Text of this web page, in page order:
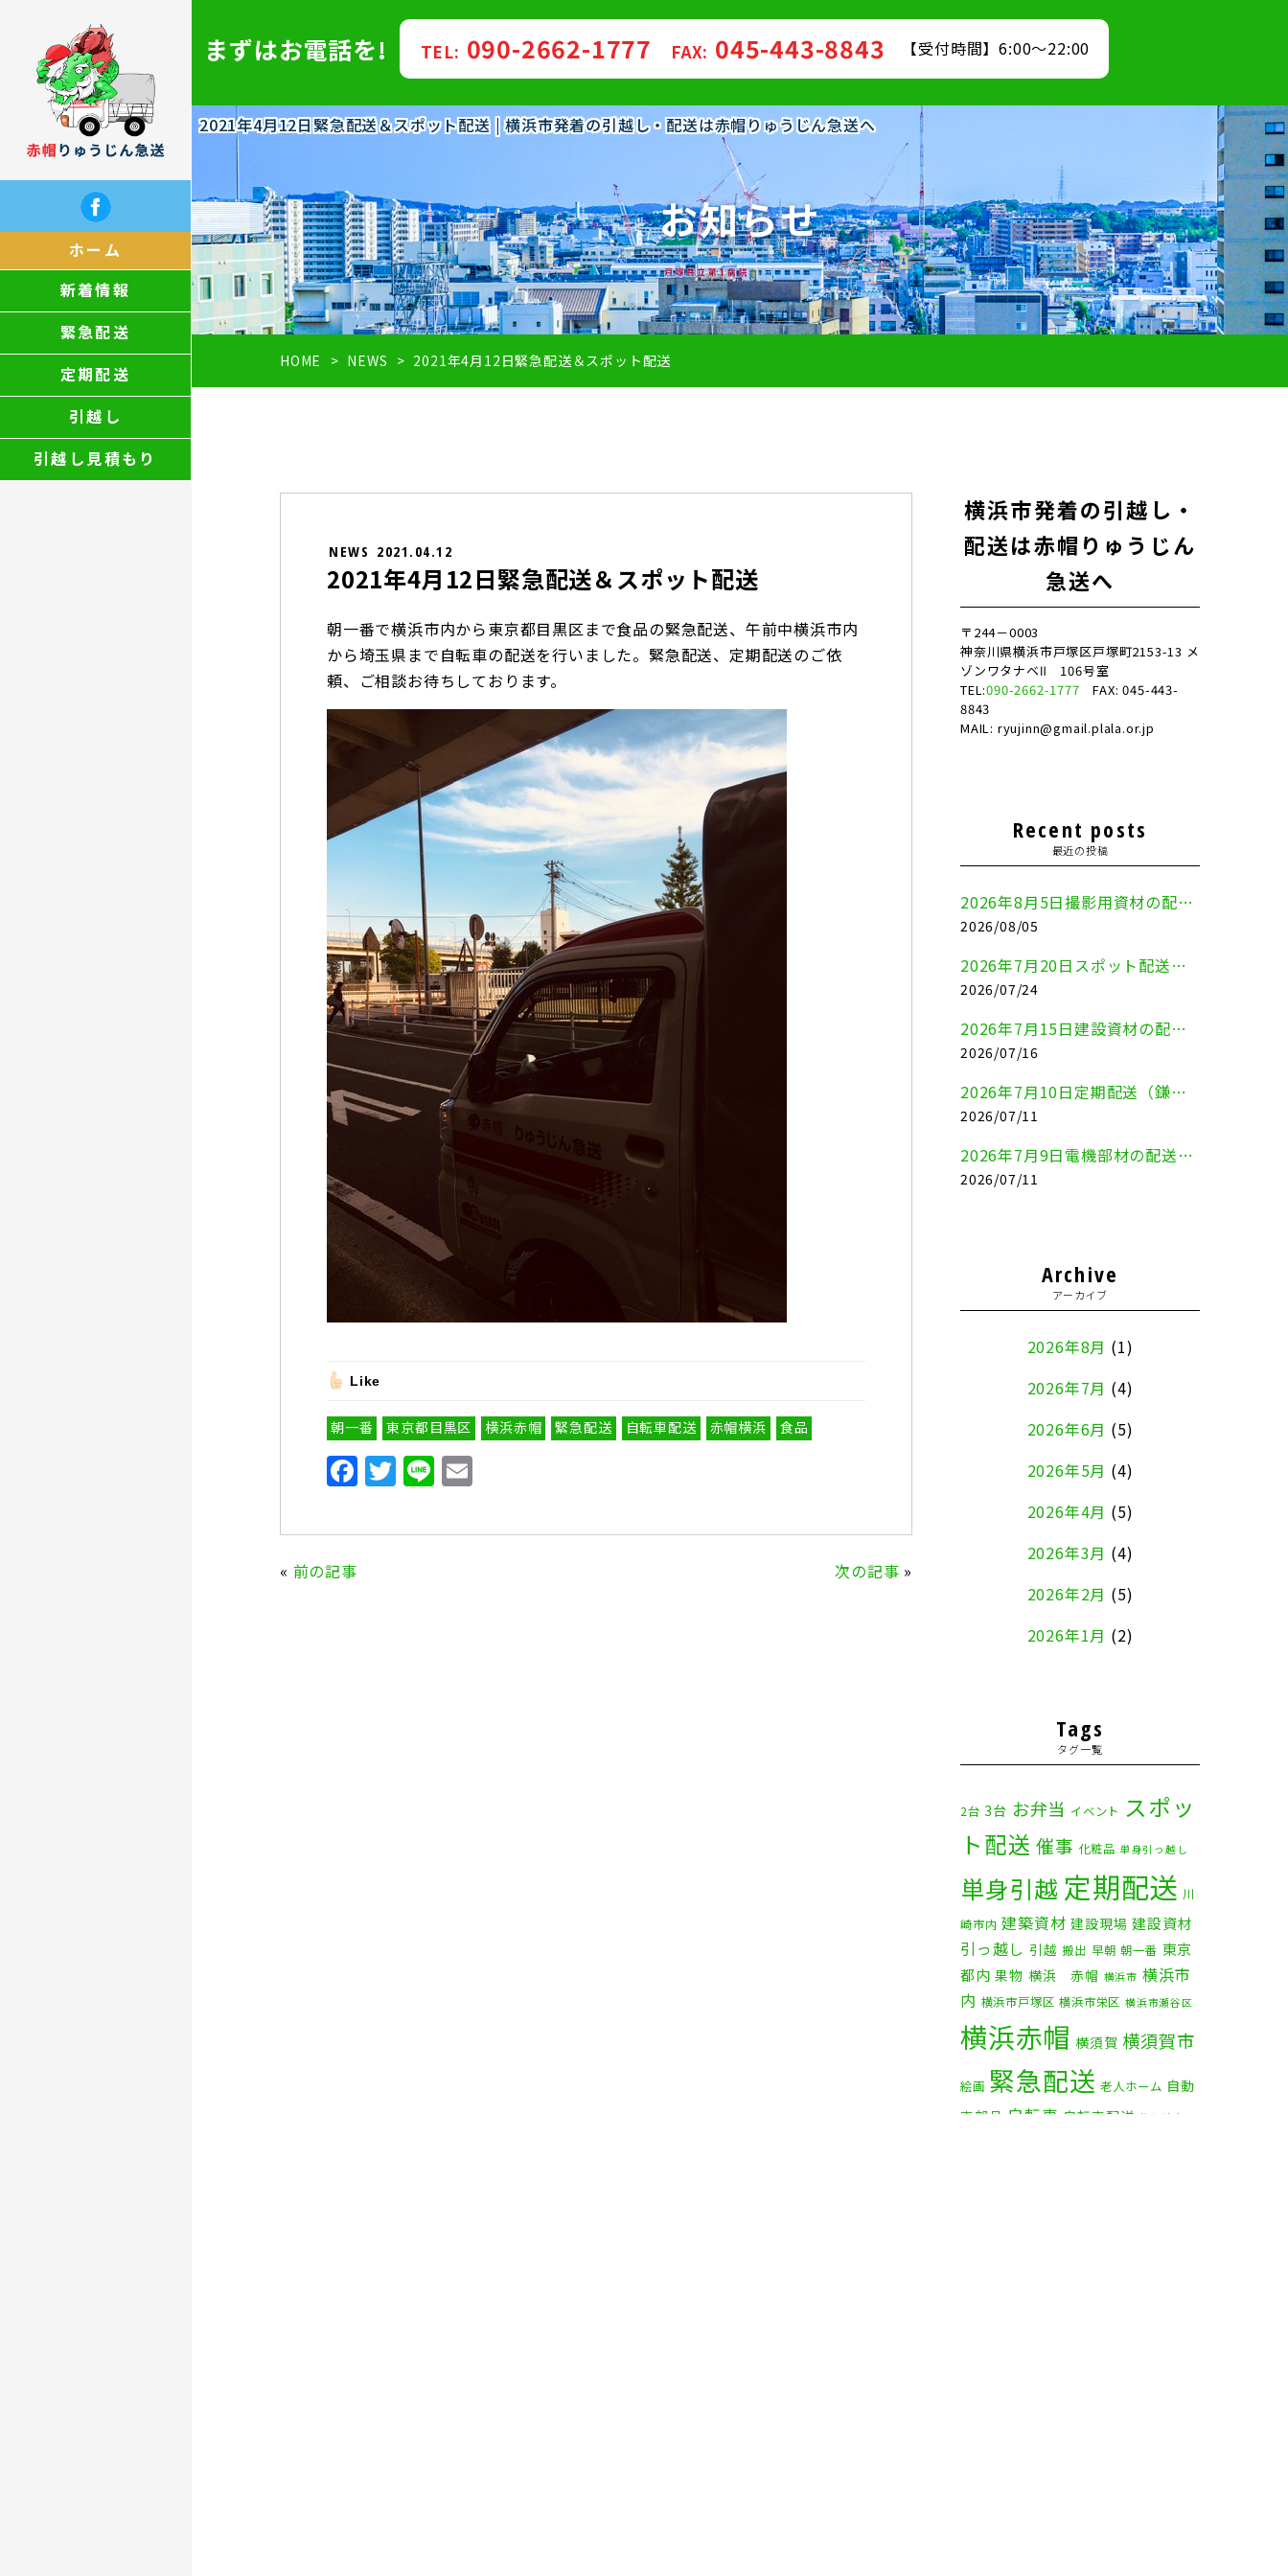
ホーム
新着情報
緊急配送
定期配送
引越し
引越し見積もり
2021年4月12日緊急配送＆スポット配送 | 横浜市発着の引越し・配送は赤帽りゅうじん急送へ
まずはお電話を! TEL: 090-2662-1777 FAX: 045-443-8843 【受付時間】6:00～22:00
お知らせ
HOME NEWS 2021年4月12日緊急配送＆スポット配送
NEWS 2021.04.12
2021年4月12日緊急配送＆スポット配送
朝一番で横浜市内から東京都目黒区まで食品の緊急配送、午前中横浜市内
から埼玉県まで自転車の配送を行いました。緊急配送、定期配送のご依
頼、ご相談お待ちしております。
Like
朝一番 東京都目黒区 横浜赤帽 緊急配送 自転車配送 赤帽横浜 食品
F
a
c
T
w
it
Li
n
e ai
« 前の記事 次の記事 »
横浜市発着の引越し・
配送は赤帽りゅうじん
急送へ
〒244－0003
神奈川県横浜市戸塚区戸塚町2153-13 メ
ゾンワタナベⅡ 106号室
TEL:090-2662-1777 FAX: 045-443-
8843
MAIL: ryujinn@gmail.plala.or.jp
Recent posts
最近の投稿
2026年8月5日撮影用資材の配送（鎌倉市⇒港区）
2026/08/05
2026年7月20日スポット配送（横浜市金沢区⇒愛知県豊川市）
2026/07/24
2026年7月15日建設資材の配送（横浜市金沢区⇒横須賀市）
2026/07/16
2026年7月10日定期配送（鎌倉市⇔大田区）
2026/07/11
2026年7月9日電機部材の配送（横浜市戸塚区⇒品川区）
2026/07/11
Archive
アーカイブ
2026年8月 (1)
2026年7月 (4)
2026年6月 (5)
2026年5月 (4)
2026年4月 (5)
2026年3月 (4)
2026年2月 (5)
2026年1月 (2)
2025年11月
2025年10月(9)
2025年9月
(3)
2025年8月(2)
2025年7月(6)
2025年6月(1)
2025年5月
2025年4月(5)
2025年3月(4)
2025年2月(1)
Tags
タグ一覧
2台 3台 お弁当 イベント スポッ
ト配送 催事 化粧品 単身引っ越し
単身引越 定期配送 川
崎市内 建築資材 建設現場 建設資材
引っ越し 引越 搬出 早朝 朝一番 東京
都内 果物 横浜 赤帽 横浜市 横浜市
内 横浜市戸塚区 横浜市栄区 横浜市瀬谷区
横浜赤帽 横須賀 横須賀市
絵画 緊急配送 老人ホーム 自動
車部品 自転車 自転車配送 茅ケ崎市